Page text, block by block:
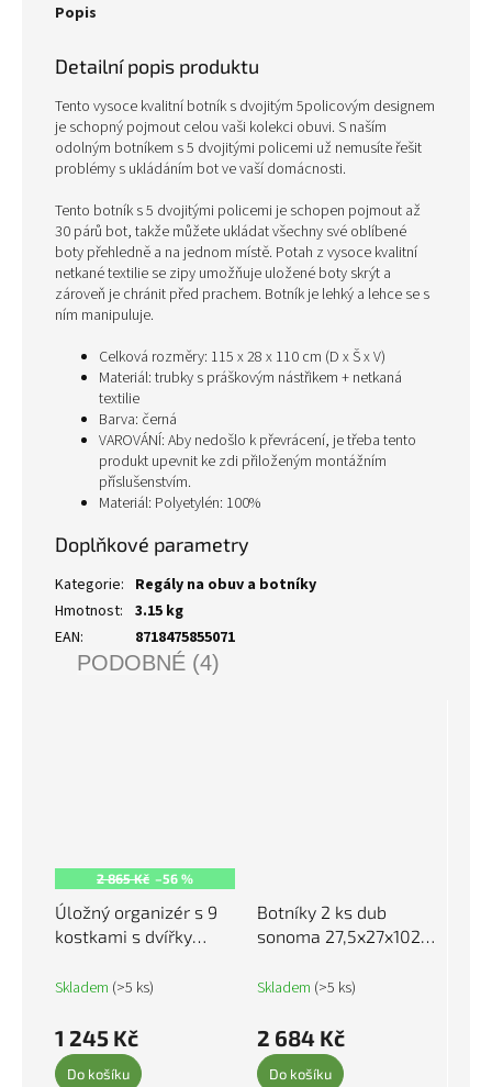
Popis
Detailní popis produktu
Tento vysoce kvalitní botník s dvojitým 5policovým designem
je schopný pojmout celou vaši kolekci obuvi. S naším
odolným botníkem s 5 dvojitými policemi už nemusíte řešit
problémy s ukládáním bot ve vaší domácnosti.
Tento botník s 5 dvojitými policemi je schopen pojmout až
30 párů bot, takže můžete ukládat všechny své oblíbené
boty přehledně a na jednom místě. Potah z vysoce kvalitní
netkané textilie se zipy umožňuje uložené boty skrýt a
zároveň je chránit před prachem. Botník je lehký a lehce se s
ním manipuluje.
Celková rozměry: 115 x 28 x 110 cm (D x Š x V)
Materiál: trubky s práškovým nástřikem + netkaná
textilie
Barva: černá
VAROVÁNÍ: Aby nedošlo k převrácení, je třeba tento
produkt upevnit ke zdi přiloženým montážním
příslušenstvím.
Materiál: Polyetylén: 100%
Doplňkové parametry
Kategorie: Regály na obuv a botníky
Hmotnost: 3.15 kg
EAN: 8718475855071
PODOBNÉ (4)
2 865 Kč –56 %
Úložný organizér s 9
kostkami s dvířky
Skladem (>5 ks)
1 245 Kč
Do košíku
Botníky 2 ks dub
sonoma 27,5x27x102
Skladem (>5 ks)
2 684 Kč
Do košíku